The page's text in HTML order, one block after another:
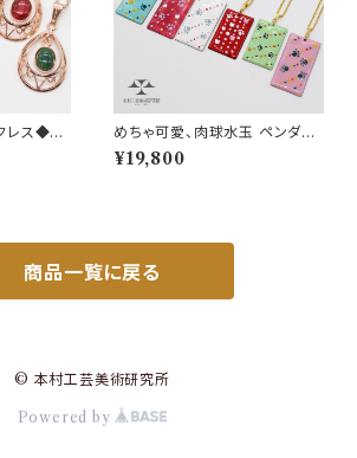
レス◆ピ
シャレな
めちゃ可愛、肉球水玉 ペンダン
ト❤
¥19,800
商品一覧に戻る
© 本村工芸美術研究所
Powered by